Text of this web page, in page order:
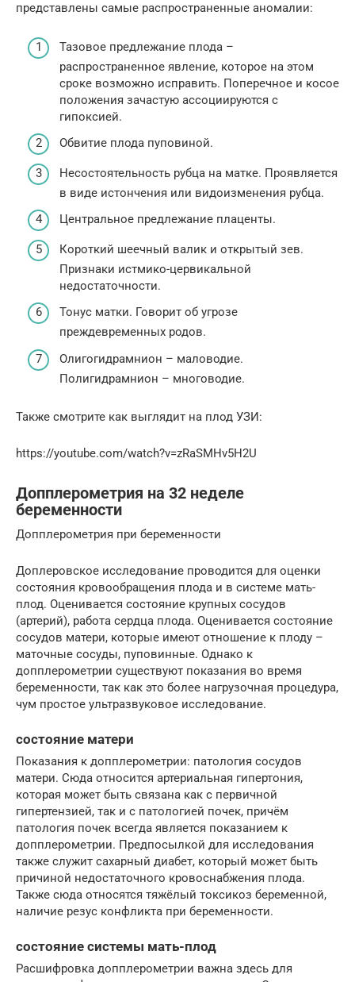
представлены самые распространенные аномалии:
Тазовое предлежание плода –
распространенное явление, которое на этом
сроке возможно исправить. Поперечное и косое
положения зачастую ассоциируются с
гипоксией.
Обвитие плода пуповиной.
Несостоятельность рубца на матке. Проявляется
в виде истончения или видоизменения рубца.
Центральное предлежание плаценты.
Короткий шеечный валик и открытый зев.
Признаки истмико-цервикальной
недостаточности.
Тонус матки. Говорит об угрозе
преждевременных родов.
Олигогидрамнион – маловодие.
Полигидрамнион – многоводие.
Также смотрите как выглядит на плод УЗИ:
https://youtube.com/watch?v=zRaSMHv5H2U
Допплерометрия на 32 неделе
беременности
Допплерометрия при беременности
Доплеровское исследование проводится для оценки
состояния кровообращения плода и в системе мать-
плод. Оценивается состояние крупных сосудов
(артерий), работа сердца плода. Оценивается состояние
сосудов матери, которые имеют отношение к плоду –
маточные сосуды, пуповинные. Однако к
допплерометрии существуют показания во время
беременности, так как это более нагрузочная процедура,
чум простое ультразвуковое исследование.
состояние матери
Показания к допплерометрии: патология сосудов
матери. Сюда относится артериальная гипертония,
которая может быть связана как с первичной
гипертензией, так и с патологией почек, причём
патология почек всегда является показанием к
допплерометрии. Предпосылкой для исследования
также служит сахарный диабет, который может быть
причиной недостаточного кровоснабжения плода.
Также сюда относятся тяжёлый токсикоз беременной,
наличие резус конфликта при беременности.
состояние системы мать-плод
Расшифровка допплерометрии важна здесь для